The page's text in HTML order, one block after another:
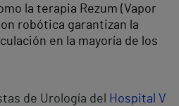
la terapia Rezum (Vapor
robótica garantizan la
en la mayoría de los
de Urología del
Hospital V